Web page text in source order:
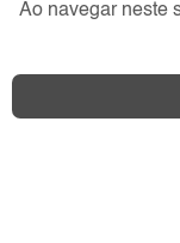
Ao navegar neste